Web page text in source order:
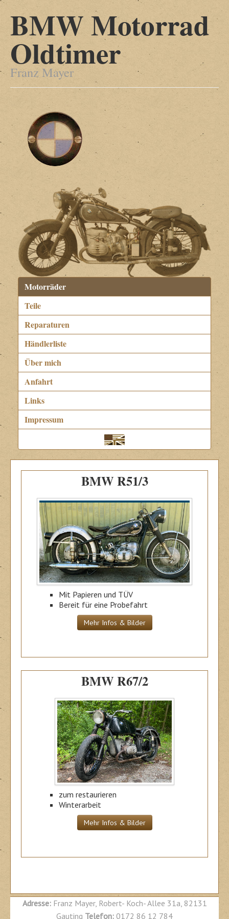
BMW Motorrad
Oldtimer
Franz Mayer
Motorräder
Teile
Reparaturen
Händlerliste
Über mich
Anfahrt
Links
Impressum
BMW R51/3
Mit Papieren und TÜV
Bereit für eine Probefahrt
Mehr Infos & Bilder
BMW R67/2
zum restaurieren
Winterarbeit
Mehr Infos & Bilder
Adresse:Franz Mayer, Robert- Koch- Allee 31a, 82131
Gauting Telefon: 0172 86 12 784